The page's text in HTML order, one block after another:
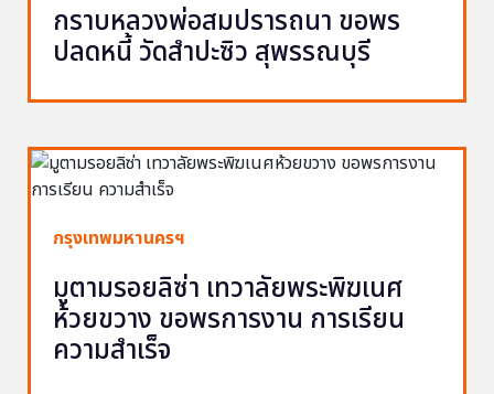
กราบหลวงพ่อสมปรารถนา ขอพร
ปลดหนี้ วัดสำปะซิว สุพรรณบุรี
กรุงเทพมหานครฯ
มูตามรอยลิซ่า เทวาลัยพระพิฆเนศ
ห้วยขวาง ขอพรการงาน การเรียน
ความสำเร็จ